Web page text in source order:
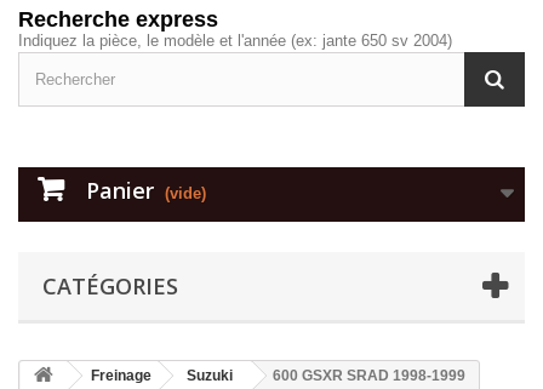
Recherche express
Indiquez la pièce, le modèle et l'année (ex: jante 650 sv 2004)
Panier (vide)
CATÉGORIES
Freinage Suzuki 600 GSXR SRAD 1998-1999